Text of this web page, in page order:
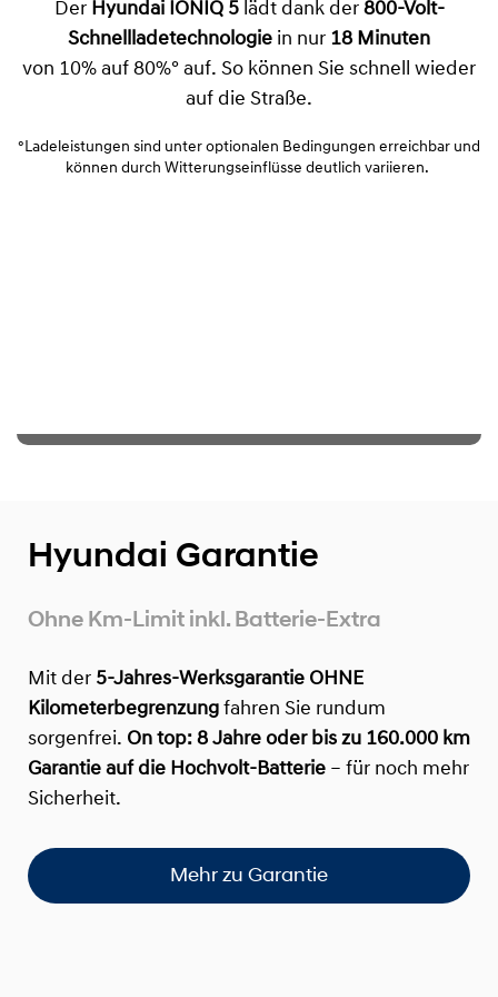
Der Hyundai IONIQ 5lädt dank der 800-Volt-
Schnellladetechnologie in nur 18 Minuten
von 10% auf 80%° auf. So können Sie schnell wieder
auf die Straße.
°Ladeleistungen sind unter optionalen Bedingungen erreichbar und
können durch Witterungseinflüsse deutlich variieren.
Hyundai Garantie
Ohne Km-Limit inkl. Batterie-Extra
Mit der 5-Jahres-Werksgarantie OHNE
Kilometerbegrenzung fahren Sie rundum
sorgenfrei. On top: 8 Jahre oder bis zu 160.000 km
Garantie auf die Hochvolt-Batterie – für noch mehr
Sicherheit.
Mehr zu Garantie